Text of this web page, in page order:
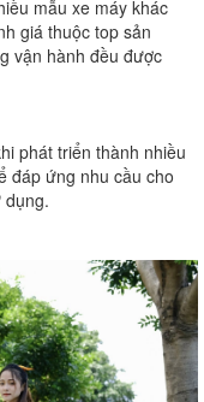
mẫu xe máy khác
giá thuộc top sản
vận hành đều được
phát triển thành nhiều
đáp ứng nhu cầu cho
dụng.